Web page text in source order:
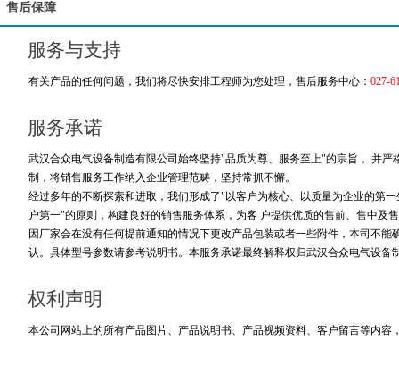
售后保障
服务与支持
有关产品的任何问题，我们将尽快安排工程师为您处理，售后服务中心： 027-
服务承诺
武汉合众电气设备制造有限公司始终坚持"品质为尊、服务至上"的宗旨， 并
制，将销售服务工作纳入企业管理范畴，坚持常抓不懈。
经过多年的不断探索和进取，我们形成了"以客户为核心、以质量为企业的第
户第一"的原则，构建良好的销售服务体系，为客 户提供优质的售前、售中及
因厂家会在没有任何提前通知的情况下更改产品包装或者一些附件，本司不
认。具体型号参数请参考说明书。本服务承诺最终解释权归武汉合众电气设备
权利声明
本公司网站上的所有产品图片、产品说明书、产品视频资料、客户留言等内